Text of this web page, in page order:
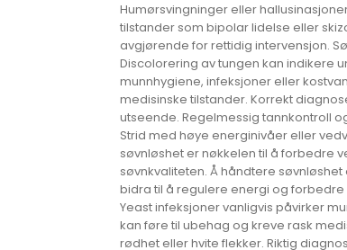
Humørsvingninger eller
tilstander som bipolar lidelse eller
avgjørende for rettidig intervensjon.
Discolorering av tungen kan indikere
munnhygiene, infeksjoner eller
medisinske tilstander. Korrekt
utseende. Regelmessig tannkontroll
Strid med høye energinivåer eller
søvnløshet er nøkkelen til å forbedre
søvnkvaliteten. Å håndtere
bidra til å regulere energi og forbedre
Yeast infeksjoner vanligvis påvirker
kan føre til ubehag og kreve rask
rødhet eller hvite flekker. Riktig